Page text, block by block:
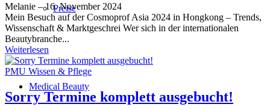
Preise
Medical Beauty
Melanie –16. November 2024
Mein Besuch auf der Cosmoprof Asia 2024 in Hongkong – Trends,
Wissenschaft & Marktgeschrei Wer sich in der internationalen
Beautybranche...
Weiterlesen
PMU Wissen & Pflege
Sorry Termine komplett ausgebucht!